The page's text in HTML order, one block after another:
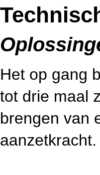
Het op gang
tot drie maal
brengen van
aanzetkracht.